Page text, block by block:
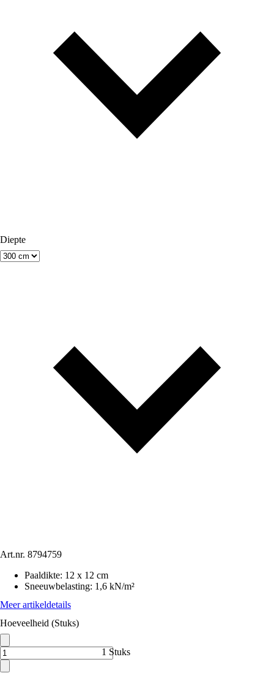
Diepte
Art.nr. 8794759
Paaldikte: 12 x 12 cm
Sneeuwbelasting: 1,6 kN/m²
Meer artikeldetails
Hoeveelheid (Stuks)
1 Stuks